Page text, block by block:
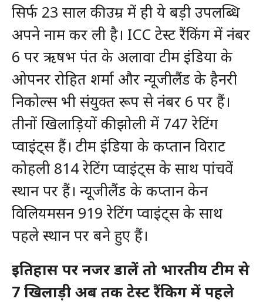
सिर्फ 23 साल की उम्र में ही ये बड़ी उपलब्धि
अपने नाम कर ली है। ICC टेस्ट रैंकिंग में नंबर
6 पर ऋषभ पंत के अलावा टीम इंडिया के
ओपनर रोहित शर्मा और न्यूजीलैंड के हैनरी
निकोल्स भी संयुक्त रूप से नंबर 6 पर हैं।
तीनों खिलाड़ियों की झोली में 747 रेटिंग
प्वाइंट्स हैं। टीम इंडिया के कप्तान विराट
कोहली 814 रेटिंग प्वाइंट्स के साथ पांचवें
स्थान पर हैं। न्यूजीलैंड के कप्तान केन
विलियमसन 919 रेटिंग प्वाइंट्स के साथ
पहले स्थान पर बने हुए हैं।
इतिहास पर नजर डालें तो भारतीय टीम से
7 खिलाड़ी अब तक टेस्ट रैंकिग में पहले